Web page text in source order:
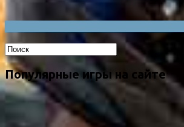
Популярные игры на сайте